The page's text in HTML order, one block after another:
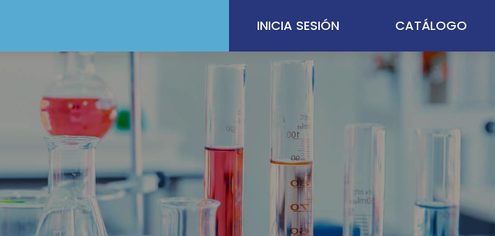
INICIA SESIÓN CATÁLOGO